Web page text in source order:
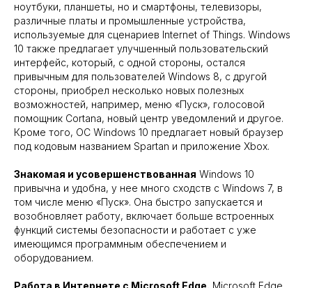
ноутбуки, планшеты, но и смартфоны, телевизоры,
различные платы и промышленные устройства,
используемые для сценариев Internet of Things. Windows
10 также предлагает улучшенный пользовательский
интерфейс, который, с одной стороны, остался
привычным для пользователей Windows 8, с другой
стороны, приобрел несколько новых полезных
возможностей, например, меню «Пуск», голосовой
помощник Cortana, новый центр уведомлений и другое.
Кроме того, ОС Windows 10 предлагает новый браузер
под кодовым названием Spartan и приложение Xbox.
Знакомая и усовершенствованная Windows 10
привычна и удобна, у нее много сходств с Windows 7, в
том числе меню «Пуск». Она быстро запускается и
возобновляет работу, включает больше встроенных
функций системы безопасности и работает с уже
имеющимся программным обеспечением и
оборудованием.